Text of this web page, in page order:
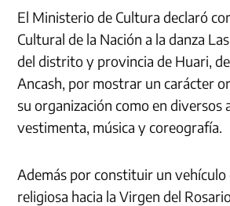
El Ministerio de Cultura declaró
Cultural de la Nación a la danza
del distrito y provincia de Huari,
Ancash, por mostrar un carácter
su organización como en diversos
vestimenta, música y coreografía.
Además por constituir un vehículo
religiosa hacia la Virgen del